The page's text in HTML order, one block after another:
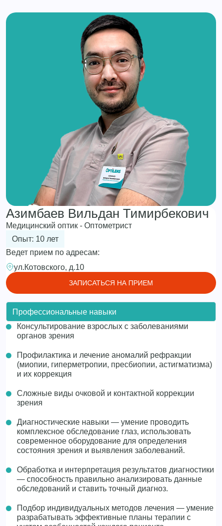
Азимбаев Вильдан Тимирбекович
Медицинский оптик - Оптометрист
Опыт: 10 лет
Ведет прием по адресам:
ул.Котовского, д.10
ЗАПИСАТЬСЯ НА ПРИЕМ
Профессиональные навыки
Консультирование взрослых с заболеваниями
органов зрения
Профилактика и лечение аномалий рефракции
(миопии, гиперметропии, пресбиопии, астигматизма)
и их коррекция
Сложные виды очковой и контактной коррекции
зрения
Диагностические навыки — умение проводить
комплексное обследование глаз, использовать
современное оборудование для определения
состояния зрения и выявления заболеваний.
Обработка и интерпретация результатов диагностики
— способность правильно анализировать данные
обследований и ставить точный диагноз.
Подбор индивидуальных методов лечения — умение
разрабатывать эффективные планы терапии с